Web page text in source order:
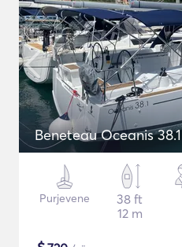
Beneteau Oceanis 38.1
Purjevene
38 ft
12 m